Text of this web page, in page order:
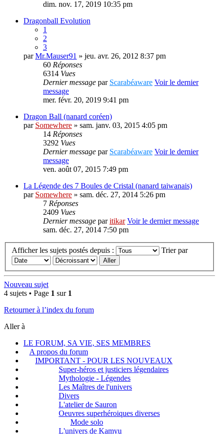
dim. nov. 17, 2019 10:35 pm
Dragonball Evolution
1
2
3
parMr.Mauser91 » jeu. avr. 26, 2012 8:37 pm
60 Réponses
6314 Vues
Dernier message par Scarabéaware Voir le dernier
message
mer. févr. 20, 2019 9:41 pm
Dragon Ball (nanard coréen)
par Somewhere » sam. janv. 03, 2015 4:05 pm
14 Réponses
3292 Vues
Dernier message par Scarabéaware Voir le dernier
message
ven. août 07, 2015 7:49 pm
La Légende des 7 Boules de Cristal (nanard taiwanais)
par Somewhere » sam. déc. 27, 2014 5:26 pm
7 Réponses
2409 Vues
Dernier message paritikar Voir le dernier message
sam. déc. 27, 2014 7:50 pm
Afficher les sujets postés depuis : Trier par
Nouveau sujet
4 sujets • Page 1 sur 1
Retourner à l’index du forum
Aller à
LE FORUM, SA VIE, SES MEMBRES
A propos du forum
IMPORTANT - POUR LES NOUVEAUX
Super-héros et justiciers légendaires
Mythologie - Légendes
Les Maîtres de l'univers
Divers
L'atelier de Sauron
Oeuvres superhéroiques diverses
Mode solo
L'univers de Kamyu